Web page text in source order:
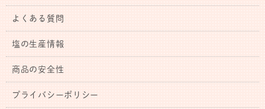
よくある質問
塩の生産情報
商品の安全性
プライバシーポリシー